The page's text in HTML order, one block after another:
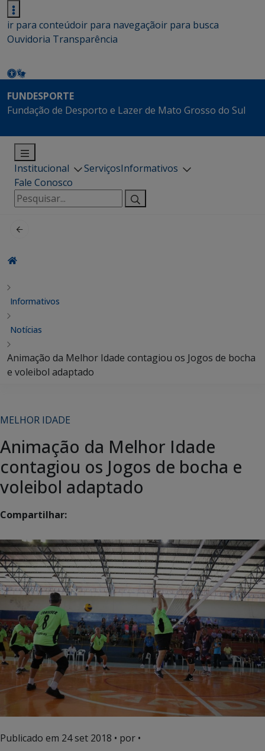
ir para conteúdoir para navegaçãoir para busca
Ouvidoria Transparência
FUNDESPORTE
Fundação de Desporto e Lazer de Mato Grosso do Sul
Institucional ServiçosInformativos
Fale Conosco
Pesquisar
por:
Informativos
Notícias
Animação da Melhor Idade contagiou os Jogos de bocha
e voleibol adaptado
MELHOR IDADE
Animação da Melhor Idade
contagiou os Jogos de bocha e
voleibol adaptado
Compartilhar:
Publicado em 24 set 2018 • por •